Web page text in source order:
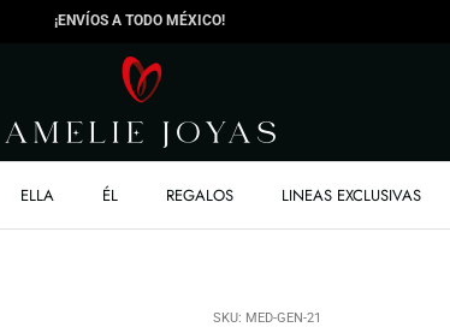
¡ENVÍOS A TODO MÉXICO!
ELLA ÉL REGALOS LINEAS EXCLUSIVAS
SKU: MED-GEN-21